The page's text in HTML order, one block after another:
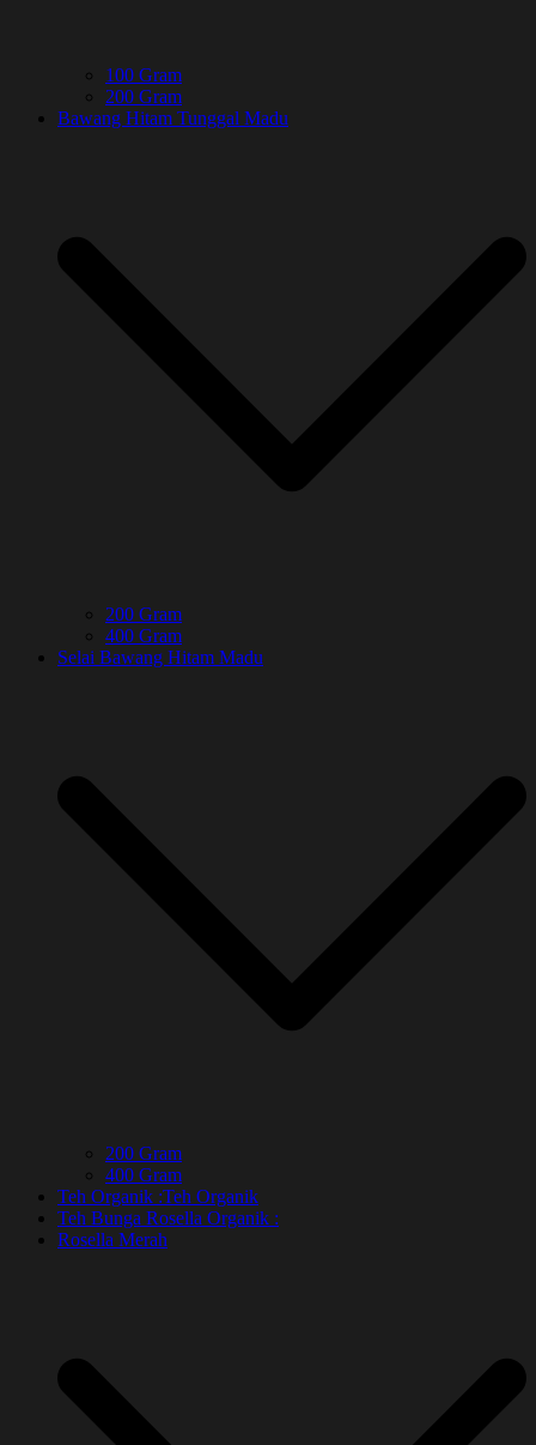
100 Gram
200 Gram
Bawang Hitam Tunggal Madu
200 Gram
400 Gram
Selai Bawang Hitam Madu
200 Gram
400 Gram
Teh Organik :Teh Organik
Teh Bunga Rosella Organik :
Rosella Merah